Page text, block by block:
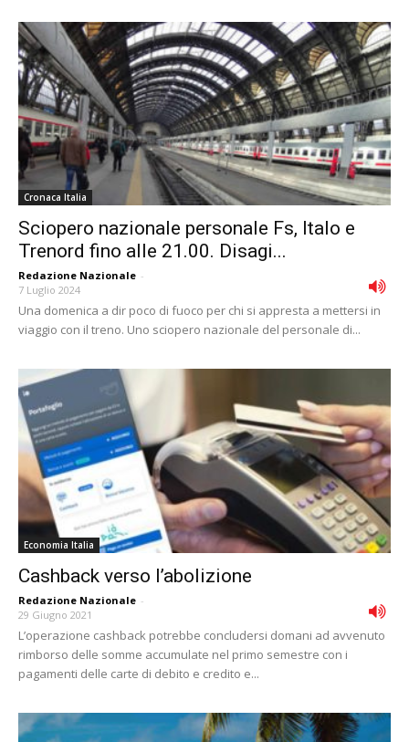
Cronaca Italia
Sciopero nazionale personale Fs, Italo e
Trenord fino alle 21.00. Disagi...
Redazione Nazionale -
7 Luglio 2024
Una domenica a dir poco di fuoco per chi si appresta a mettersi in
viaggio con il treno. Uno sciopero nazionale del personale di...
Economia Italia
Cashback verso l’abolizione
Redazione Nazionale -
29 Giugno 2021
L’operazione cashback potrebbe concludersi domani ad avvenuto
rimborso delle somme accumulate nel primo semestre con i
pagamenti delle carte di debito e credito e...